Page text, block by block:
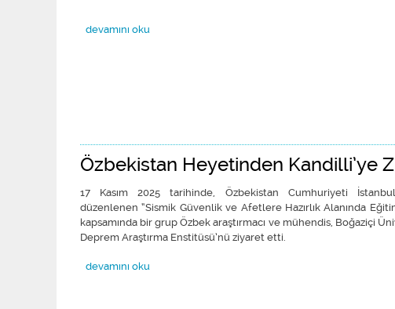
Acı Kaybımız.. Dr. Öcal NECMİOĞLU hakkında
devamını oku
Özbekistan Heyetinden Kandilli’ye
17 Kasım 2025 tarihinde, Özbekistan Cumhuriyeti
düzenlenen “Sismik Güvenlik ve Afetlere Hazırlık Alanında
kapsamında bir grup Özbek araştırmacı ve mühendis, Boğaziçi
Deprem Araştırma Enstitüsü’nü ziyaret etti.
Özbekistan Heyetinden Kandilli’ye Ziyaret hakkında
devamını oku